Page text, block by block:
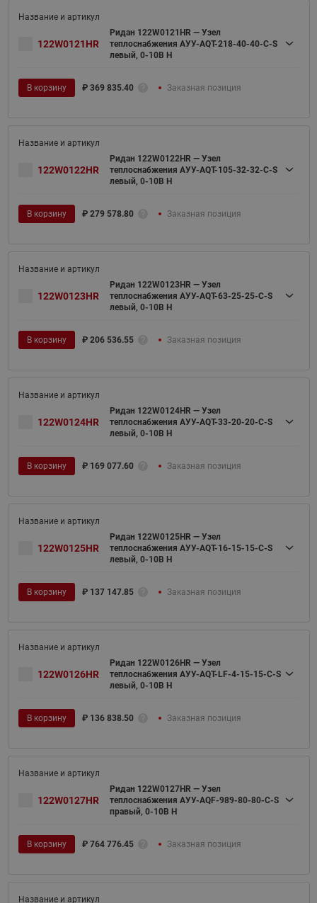
122W0121HR
Ридан 122W0121HR — Узел
теплоснабжения АУУ-AQT-218-40-40-C-S
левый, 0-10В H
В корзину ₽ 369 835.40 Заказная позиция
122W0122HR
Ридан 122W0122HR — Узел
теплоснабжения АУУ-AQT-105-32-32-C-S
левый, 0-10В H
В корзину ₽ 279 578.80 Заказная позиция
122W0123HR
Ридан 122W0123HR — Узел
теплоснабжения АУУ-AQT-63-25-25-C-S
левый, 0-10В H
В корзину ₽ 206 536.55 Заказная позиция
122W0124HR
Ридан 122W0124HR — Узел
теплоснабжения АУУ-AQT-33-20-20-C-S
левый, 0-10В H
В корзину ₽ 169 077.60 Заказная позиция
122W0125HR
Ридан 122W0125HR — Узел
теплоснабжения АУУ-AQT-16-15-15-C-S
левый, 0-10В H
В корзину ₽ 137 147.85 Заказная позиция
122W0126HR
Ридан 122W0126HR — Узел
теплоснабжения АУУ-AQT-LF-4-15-15-C-S
левый, 0-10В H
В корзину ₽ 136 838.50 Заказная позиция
122W0127HR
Ридан 122W0127HR — Узел
теплоснабжения АУУ-AQF-989-80-80-C-S
правый, 0-10В H
В корзину ₽ 764 776.45 Заказная позиция